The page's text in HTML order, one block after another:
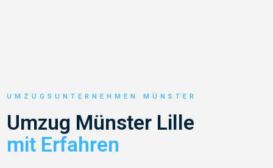
UMZUGSUNTERNEHMEN MÜNSTER
Umzug Münster Lille
mit Erfahren